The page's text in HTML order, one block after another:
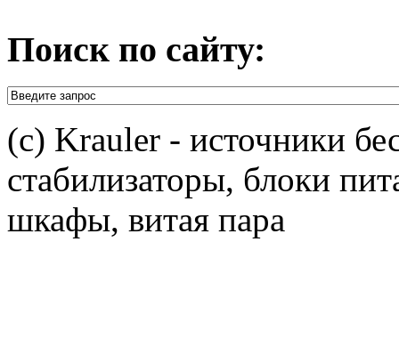
Поиск по сайту:
(c) Krauler - источники
стабилизаторы, блоки
шкафы, витая пара